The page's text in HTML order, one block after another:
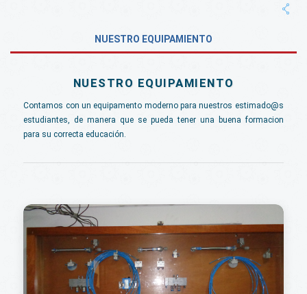
NUESTRO EQUIPAMIENTO
NUESTRO EQUIPAMIENTO
Contamos con un equipamento moderno para nuestros estimado@s
estudiantes, de manera que se pueda tener una buena formacion
para su correcta educación.